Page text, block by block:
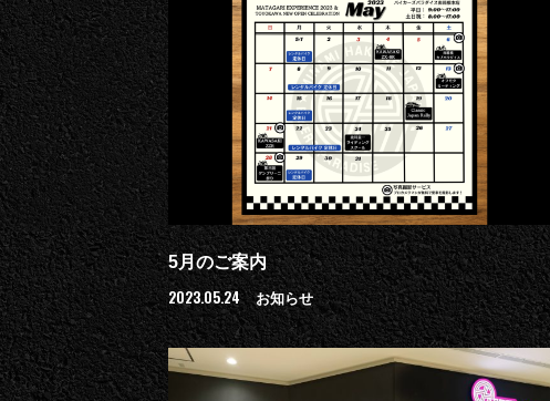
5月のご案内
2023.05.24 お知らせ